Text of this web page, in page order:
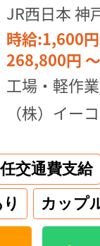
JR西日本 神
時給:1,600
268,800円
工場・軽作
（株）イー
交通費支給
カップ